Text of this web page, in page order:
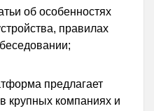
об особенностях
правилах
предлагает
крупных компаниях и